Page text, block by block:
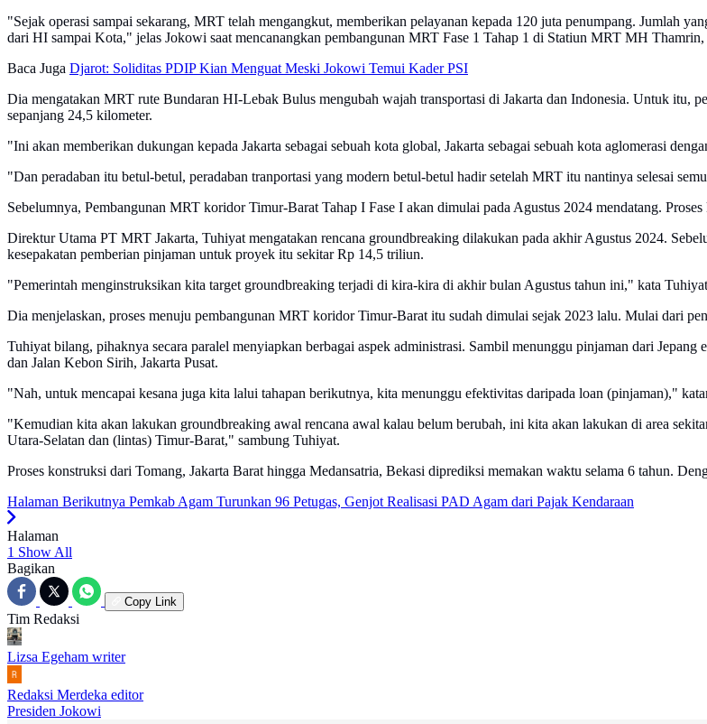
"Sejak operasi sampai sekarang, MRT telah mengangkut, memberikan pelayanan kepada 120 juta penumpang. Jumlah
dari HI sampai Kota," jelas Jokowi saat mencanangkan pembangunan MRT Fase 1 Tahap 1 di Statiun MRT MH Thamrin,
Baca Juga Djarot: Soliditas PDIP Kian Menguat Meski Jokowi Temui Kader PSI
Dia mengatakan MRT rute Bundaran HI-Lebak Bulus mengubah wajah transportasi di Jakarta dan Indonesia. Untuk itu,
sepanjang 24,5 kilometer.
"Ini akan memberikan dukungan kepada Jakarta sebagai sebuah kota global, Jakarta sebagai sebuah kota aglomerasi
"Dan peradaban itu betul-betul, peradaban tranportasi yang modern betul-betul hadir setelah MRT itu nantinya selesai
Sebelumnya, Pembangunan MRT koridor Timur-Barat Tahap I Fase I akan dimulai pada Agustus 2024 mendatang.
Direktur Utama PT MRT Jakarta, Tuhiyat mengatakan rencana groundbreaking dilakukan pada akhir Agustus 2024.
kesepakatan pemberian pinjaman untuk proyek itu sekitar Rp 14,5 triliun.
"Pemerintah menginstruksikan kita target groundbreaking terjadi di kira-kira di akhir bulan Agustus tahun ini," kata
Dia menjelaskan, proses menuju pembangunan MRT koridor Timur-Barat itu sudah dimulai sejak 2023 lalu. Mulai dari
Tuhiyat bilang, pihaknya secara paralel menyiapkan berbagai aspek administrasi. Sambil menunggu pinjaman dari
dan Jalan Kebon Sirih, Jakarta Pusat.
"Nah, untuk mencapai kesana juga kita lalui tahapan berikutnya, kita menunggu efektivitas daripada loan (pinjaman),"
"Kemudian kita akan lakukan groundbreaking awal rencana awal kalau belum berubah, ini kita akan lakukan di area
Utara-Selatan dan (lintas) Timur-Barat," sambung Tuhiyat.
Proses konstruksi dari Tomang, Jakarta Barat hingga Medansatria, Bekasi diprediksi memakan waktu selama 6 tahun.
Halaman Berikutnya Pemkab Agam Turunkan 96 Petugas, Genjot Realisasi PAD Agam dari Pajak Kendaraan
Halaman
1 Show All
Bagikan
Copy Link
Tim Redaksi
Lizsa Egeham writer
Redaksi Merdeka editor
Presiden Jokowi